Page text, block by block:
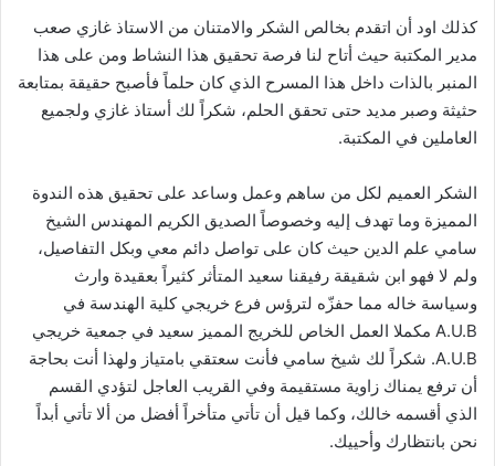
كذلك اود أن اتقدم بخالص الشكر والامتنان من الاستاذ غازي صعب
مدير المكتبة حيث أتاح لنا فرصة تحقيق هذا النشاط ومن على هذا
المنبر بالذات داخل هذا المسرح الذي كان حلماً فأصبح حقيقة بمتابعة
حثيثة وصبر مديد حتى تحقق الحلم، شكراً لك أستاذ غازي ولجميع
العاملين في المكتبة.
الشكر العميم لكل من ساهم وعمل وساعد على تحقيق هذه الندوة
المميزة وما تهدف إليه وخصوصاً الصديق الكريم المهندس الشيخ
سامي علم الدين حيث كان على تواصل دائم معي وبكل التفاصيل،
ولم لا فهو ابن شقيقة رفيقنا سعيد المتأثر كثيراً بعقيدة وارث
وسياسة خاله مما حفزّه لترؤس فرع خريجي كلية الهندسة في
A.U.B مكملا العمل الخاص للخريج المميز سعيد في جمعية خريجي
A.U.B. شكراً لك شيخ سامي فأنت سعتقي بامتياز ولهذا أنت بحاجة
أن ترفع يمناك زاوية مستقيمة وفي القريب العاجل لتؤدي القسم
الذي أقسمه خالك، وكما قيل أن تأتي متأخراً أفضل من ألا تأتي أبداً
نحن بانتظارك وأحييك.